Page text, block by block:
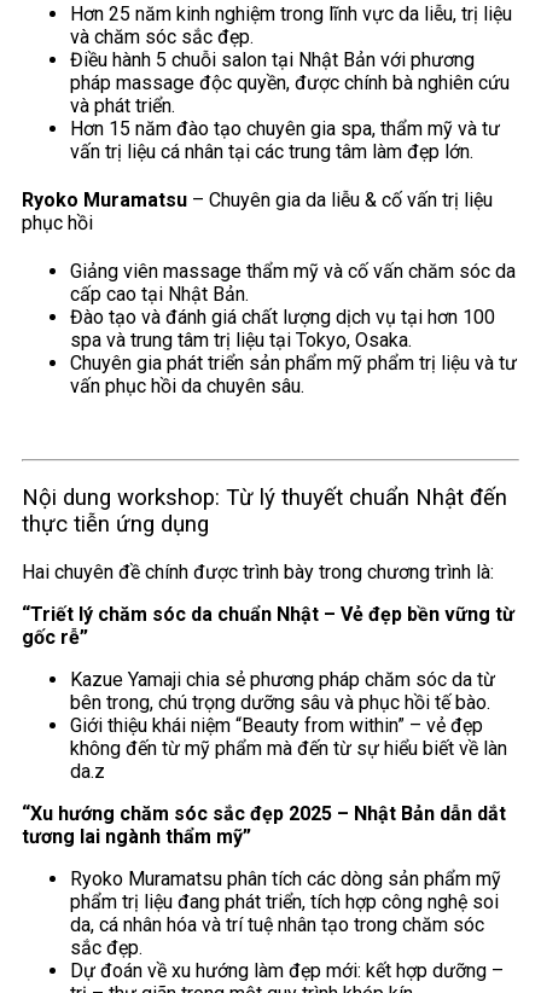
Hơn 25 năm kinh nghiệm trong lĩnh vực da liễu, trị liệu
và chăm sóc sắc đẹp.
Điều hành 5 chuỗi salon tại Nhật Bản với phương
pháp massage độc quyền, được chính bà nghiên cứu
và phát triển.
Hơn 15 năm đào tạo chuyên gia spa, thẩm mỹ và tư
vấn trị liệu cá nhân tại các trung tâm làm đẹp lớn.
Ryoko Muramatsu – Chuyên gia da liễu & cố vấn trị liệu
phục hồi
Giảng viên massage thẩm mỹ và cố vấn chăm sóc da
cấp cao tại Nhật Bản.
Đào tạo và đánh giá chất lượng dịch vụ tại hơn 100
spa và trung tâm trị liệu tại Tokyo, Osaka.
Chuyên gia phát triển sản phẩm mỹ phẩm trị liệu và tư
vấn phục hồi da chuyên sâu.
Nội dung workshop: Từ lý thuyết chuẩn Nhật đến
thực tiễn ứng dụng
Hai chuyên đề chính được trình bày trong chương trình là:
“Triết lý chăm sóc da chuẩn Nhật – Vẻ đẹp bền vững từ
gốc rễ”
Kazue Yamaji chia sẻ phương pháp chăm sóc da từ
bên trong, chú trọng dưỡng sâu và phục hồi tế bào.
Giới thiệu khái niệm “Beauty from within” – vẻ đẹp
không đến từ mỹ phẩm mà đến từ sự hiểu biết về làn
da.z
“Xu hướng chăm sóc sắc đẹp 2025 – Nhật Bản dẫn dắt
tương lai ngành thẩm mỹ”
Ryoko Muramatsu phân tích các dòng sản phẩm mỹ
phẩm trị liệu đang phát triển, tích hợp công nghệ soi
da, cá nhân hóa và trí tuệ nhân tạo trong chăm sóc
sắc đẹp.
Dự đoán về xu hướng làm đẹp mới: kết hợp dưỡng –